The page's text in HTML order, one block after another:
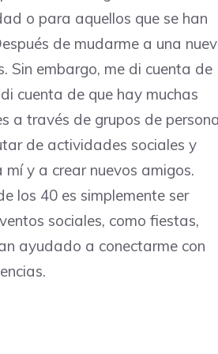
o para aquellos que se han
de mudarme a una
Sin embargo, me di cuenta de
cuenta de que hay muchas
a través de grupos de
de actividades sociales y
y a crear nuevos amigos.
los 40 es simplemente ser
sociales, como fiestas,
ayudado a conectarme con